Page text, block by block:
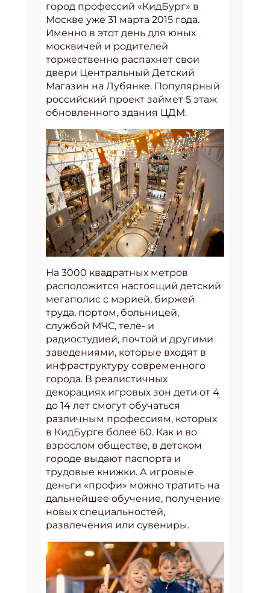
город профессий «КидБург» в
Москве уже 31 марта 2015 года.
Именно в этот день для юных
москвичей и родителей
торжественно распахнет свои
двери Центральный Детский
Магазин на Лубянке. Популярный
российский проект займет 5 этаж
обновленного здания ЦДМ.
На 3000 квадратных метров
расположится настоящий детский
мегаполис с мэрией, биржей
труда, портом, больницей,
службой МЧС, теле- и
радиостудией, почтой и другими
заведениями, которые входят в
инфраструктуру современного
города. В реалистичных
декорациях игровых зон дети от 4
до 14 лет смогут обучаться
различным профессиям, которых
в КидБурге более 60. Как и во
взрослом обществе, в детском
городе выдают паспорта и
трудовые книжки. А игровые
деньги «профи» можно тратить на
дальнейшее обучение, получение
новых специальностей,
развлечения или сувениры.